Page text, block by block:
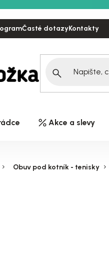
Časté dotazyKontakty
Akce a slevy
Obuv pod kotník - tenisky